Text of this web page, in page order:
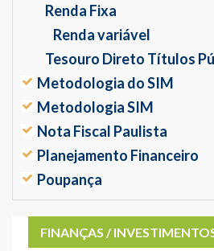
Renda Fixa
Renda variável
Tesouro Direto Títulos
Metodologia do SIM
Metodologia SIM
Nota Fiscal Paulista
Planejamento Financeiro
Poupança
FINANÇAS /